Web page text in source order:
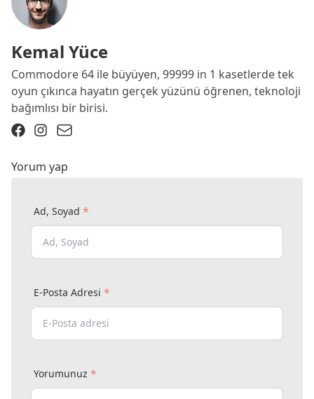
Kemal Yüce
Commodore 64 ile büyüyen, 99999 in 1 kasetlerde tek
oyun çıkınca hayatın gerçek yüzünü öğrenen, teknoloji
bağımlısı bir birisi.
Yorum yap
Ad, Soyad *
E-Posta Adresi *
Yorumunuz *